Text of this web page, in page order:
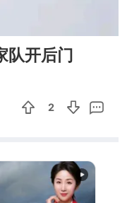
队开后门
2